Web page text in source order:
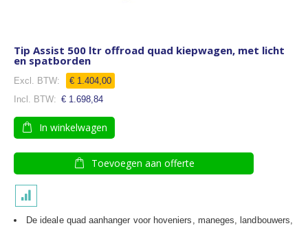
Tip Assist 500 ltr offroad quad kiepwagen, met licht
en spatborden
€ 1.404,00
Speciale
€ 1.698,84
In winkelwagen
Toevoegen aan offerte
De ideale quad aanhanger voor hoveniers, maneges, landbouwers,